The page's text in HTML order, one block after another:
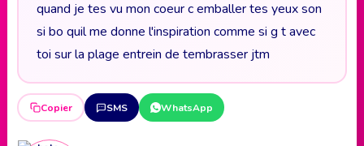
quand je tes vu mon coeur c emballer tes yeux son
si bo quil me donne l'inspiration comme si g t avec
toi sur la plage entrein de tembrasser jtm
Copier SMS WhatsApp